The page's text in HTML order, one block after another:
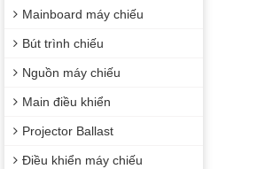
Mainboard máy chiếu
Bút trình chiếu
Nguồn máy chiếu
Main điều khiển
Projector Ballast
Điều khiển máy chiếu